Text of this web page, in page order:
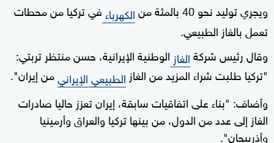
ويجري توليد نحو 40 بالمئة من
الكهرباء في تركيا من محطات
تعمل بالغاز الطبيعي.
وقال رئيس شركةالغاز الوطنية الإيرانية، حسن منتظر تربتي:
"تركيا طلبت شراء المزيد من الغاز الطبيعي الإيرانيمن إيران".
وأضاف: "بناء على اتفاقيات سابقة، إيران تعزز حاليا صادرات
الغاز إلى عدد من الدول، من بينها تركيا والعراق وأرمينيا
وأذربيجان".